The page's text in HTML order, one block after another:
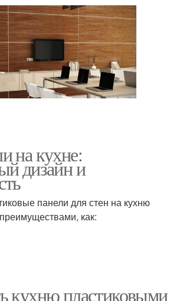
на кухне:
дизайн и
панели для стен на кухню
как:
кухню пластиковыми